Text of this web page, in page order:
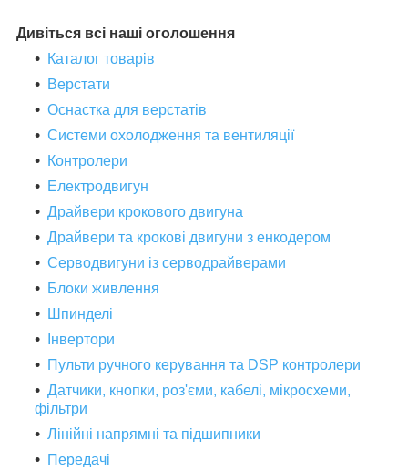
Дивіться всі наші оголошення
Каталог товарів
Верстати
Оснастка для верстатів
Системи охолодження та вентиляції
Контролери
Електродвигун
Драйвери крокового двигуна
Драйвери та крокові двигуни з енкодером
Серводвигуни із серводрайверами
Блоки живлення
Шпинделі
Інвертори
Пульти ручного керування та DSP контролери
Датчики, кнопки, роз'єми, кабелі, мікросхеми,
фільтри
Лінійні напрямні та підшипники
Передачі